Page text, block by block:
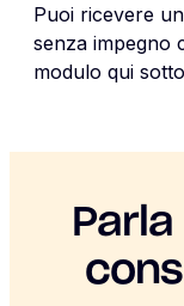
Puoi ricevere
senza impegno
modulo qui